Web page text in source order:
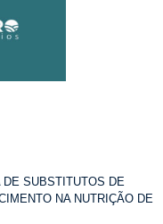
SUBSTITUTOS DE
NA NUTRIÇÃO DE